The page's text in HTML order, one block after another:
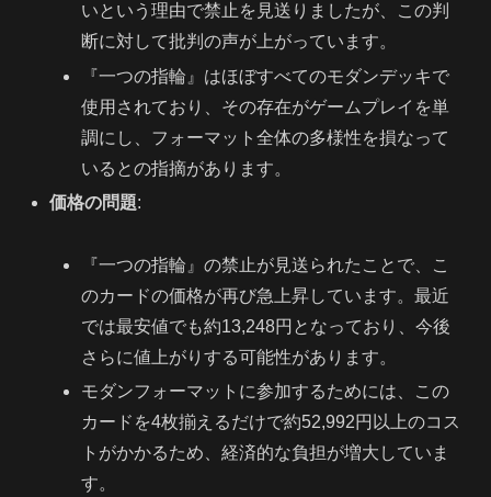
いという理由で禁止を見送りましたが、この判
断に対して批判の声が上がっています。
『一つの指輪』はほぼすべてのモダンデッキで
使用されており、その存在がゲームプレイを単
調にし、フォーマット全体の多様性を損なって
いるとの指摘があります。
価格の問題:
『一つの指輪』の禁止が見送られたことで、こ
のカードの価格が再び急上昇しています。最近
では最安値でも約13,248円となっており、今後
さらに値上がりする可能性があります。
モダンフォーマットに参加するためには、この
カードを4枚揃えるだけで約52,992円以上のコス
トがかかるため、経済的な負担が増大していま
す。